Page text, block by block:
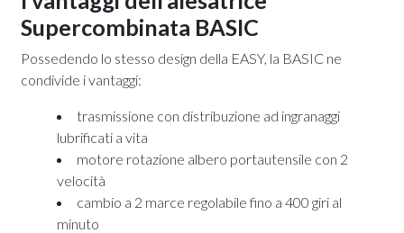
Supercombinata BASIC
Possedendo lo stesso design della EASY, la BASIC ne
condivide i vantaggi:
trasmissione con distribuzione ad ingranaggi
lubrificati a vita
motore rotazione albero portautensile con 2
velocità
cambio a 2 marce regolabile fino a 400 giri al
minuto